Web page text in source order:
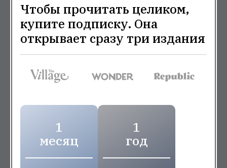
Чтобы прочитать целиком,
купите подписку. Она
открывает сразу три издания
1
месяц
1
год